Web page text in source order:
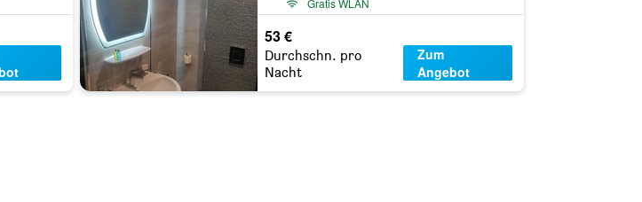
Gratis WLAN
53 €
Durchschn. pro
Nacht
Zum
Angebot